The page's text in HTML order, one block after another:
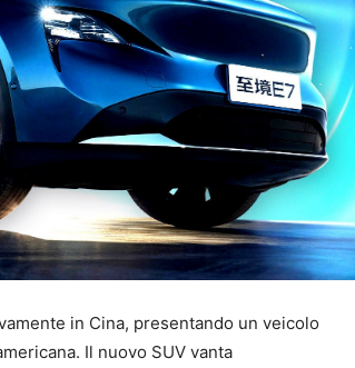
in Cina, presentando un veicolo
Il nuovo SUV vanta